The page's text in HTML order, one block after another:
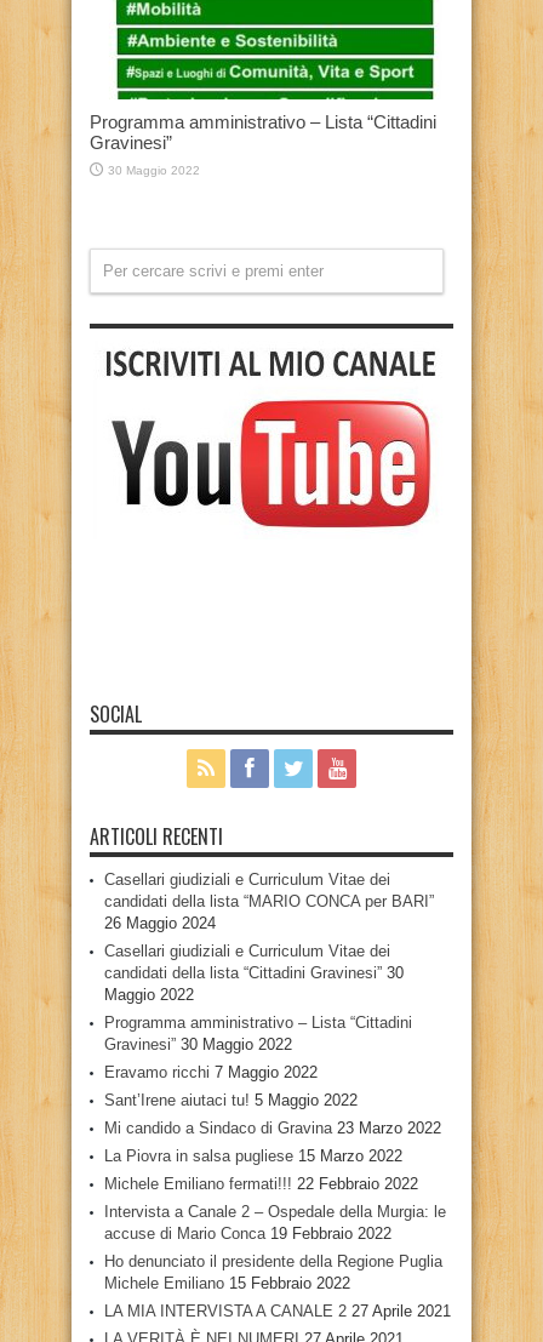
Programma amministrativo – Lista “Cittadini
Gravinesi”
30 Maggio 2022
SOCIAL
ARTICOLI RECENTI
Casellari giudiziali e Curriculum Vitae dei
candidati della lista “MARIO CONCA per BARI”
26 Maggio 2024
Casellari giudiziali e Curriculum Vitae dei
candidati della lista “Cittadini Gravinesi” 30
Maggio 2022
Programma amministrativo – Lista “Cittadini
Gravinesi” 30 Maggio 2022
Eravamo ricchi 7 Maggio 2022
Sant’Irene aiutaci tu! 5 Maggio 2022
Mi candido a Sindaco di Gravina 23 Marzo 2022
La Piovra in salsa pugliese 15 Marzo 2022
Michele Emiliano fermati!!! 22 Febbraio 2022
Intervista a Canale 2 – Ospedale della Murgia: le
accuse di Mario Conca 19 Febbraio 2022
Ho denunciato il presidente della Regione Puglia
Michele Emiliano 15 Febbraio 2022
LA MIA INTERVISTA A CANALE 2 27 Aprile 2021